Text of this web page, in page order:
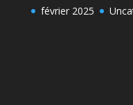
février 2025